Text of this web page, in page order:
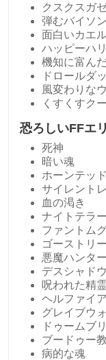
クスクスガ
弾むバイソン
面白いカエ
ハッピーハ
機知に富ん
ドロールダ
風変わりな
くすくすク
恐ろしいFFエ
死神
暗い魂
ホーンテッ
サイレント
血の渇き
ナイトテラー
ファントム
ゴーストリ
悪魔ハンター
デスシャドウ
呪われた精霊
ヘルファイア
グレイブウ
ドゥームブ
ブードゥー
病的な魂